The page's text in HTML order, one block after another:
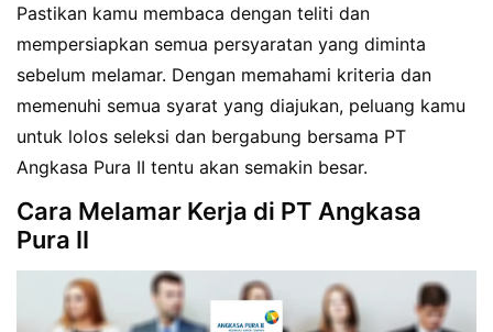
Pastikan kamu membaca dengan teliti dan
mempersiapkan semua persyaratan yang diminta
sebelum melamar. Dengan memahami kriteria dan
memenuhi semua syarat yang diajukan, peluang kamu
untuk lolos seleksi dan bergabung bersama PT
Angkasa Pura II tentu akan semakin besar.
Cara Melamar Kerja di PT Angkasa
Pura II